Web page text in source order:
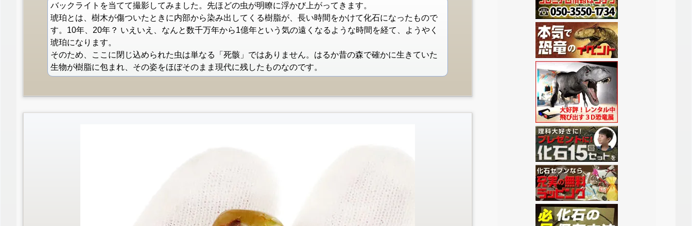
バックライトを当てて撮影してみました。先ほどの虫が明瞭に浮かび上がってきます。
琥珀とは、樹木が傷ついたときに内部から染み出してくる樹脂が、長い時間をかけて化石になったもので
す。10年、20年？ いえいえ、なんと数千万年から1億年という気の遠くなるような時間を経て、ようやく
琥珀になります。
そのため、ここに閉じ込められた虫は単なる「死骸」ではありません。はるか昔の森で確かに生きていた
生物が樹脂に包まれ、その姿をほぼそのまま現代に残したものなのです。